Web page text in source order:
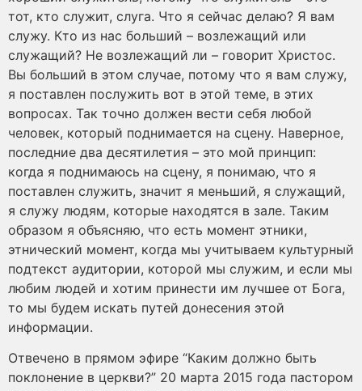
тот, кто служит, слуга. Что я сейчас делаю? Я вам
служу. Кто из нас больший – возлежащий или
служащий? Не возлежащий ли – говорит Христос.
Вы больший в этом случае, потому что я вам служу,
я поставлен послужить вот в этой теме, в этих
вопросах. Так точно должен вести себя любой
человек, который поднимается на сцену. Наверное,
последние два десятилетия – это мой принцип:
когда я поднимаюсь на сцену, я понимаю, что я
поставлен служить, значит я меньший, я служащий,
я служу людям, которые находятся в зале. Таким
образом я объясняю, что есть момент этники,
этнический момент, когда мы учитываем культурный
подтекст аудитории, которой мы служим, и если мы
любим людей и хотим принести им лучшее от Бога,
то мы будем искать путей донесения этой
информации.
Отвечено в прямом эфире “Каким должно быть
поклонение в церкви?” 20 марта 2015 года пастором